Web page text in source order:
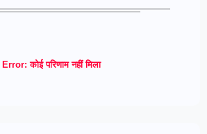
Error: कोई परिणाम नहीं मिला